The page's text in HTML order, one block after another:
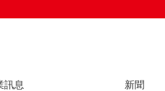
訊息 新聞